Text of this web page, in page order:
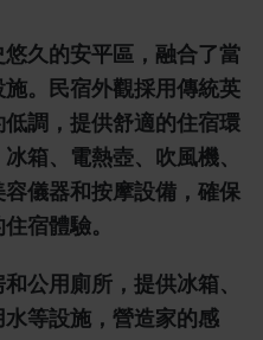
久的安平區，融合了當
。民宿外觀採用傳統英
調，提供舒適的住宿環
箱、電熱壺、吹風機、
儀器和按摩設備，確保
宿體驗。
公用廁所，提供冰箱、
等設施，營造家的感